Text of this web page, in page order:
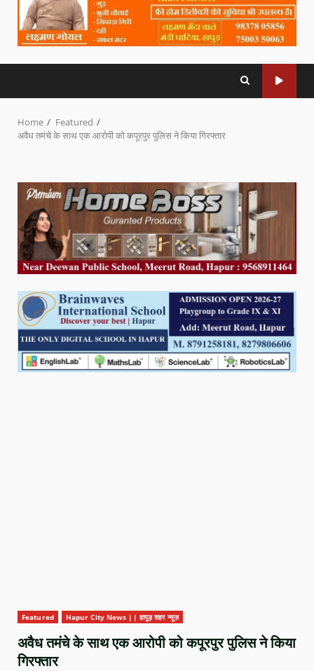
Home
Featured
अवैध तमंचे के साथ एक आरोपी को कपूरपुर पुलिस ने किया गिरफ्तार
Featured Hapur City News || हापुड़ शहर न्यूज़
अवैध तमंचे के साथ एक आरोपी को कपूरपुर पुलिस ने किया
गिरफ्तार